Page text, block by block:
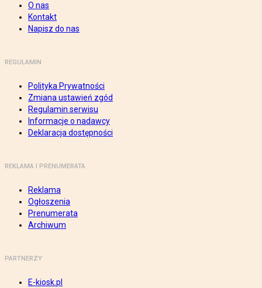
O nas
Kontakt
Napisz do nas
REGULAMIN
Polityka Prywatności
Zmiana ustawień zgód
Regulamin serwisu
Informacje o nadawcy
Deklaracja dostępności
REKLAMA I PRENUMERATA
Reklama
Ogłoszenia
Prenumerata
Archiwum
PARTNERZY
E-kiosk.pl